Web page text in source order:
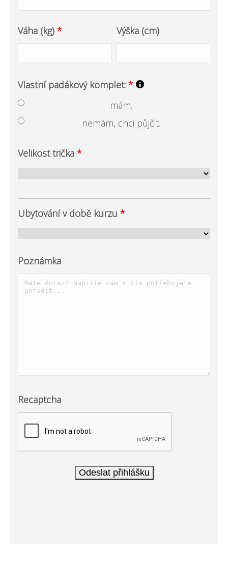
Váha (kg) * Výška (cm)
Vlastní padákový komplet: *
mám.
nemám, chci půjčit.
Velikost trička *
Ubytování v době kurzu *
Poznámka
Recaptcha